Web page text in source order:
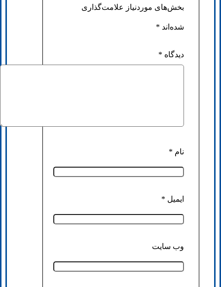
بخش‌های موردنیاز علامت‌گذاری
شده‌اند *
دیدگاه *
نام *
ایمیل *
وب‌ سایت